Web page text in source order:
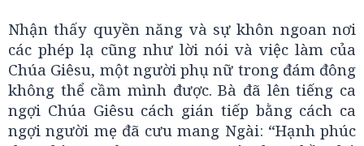
Nhận thấy quyền năng và sự khôn ngoan nơi
các phép lạ cũng như lời nói và việc làm của
Chúa Giêsu, một người phụ nữ trong đám đông
không thể cầm mình được. Bà đã lên tiếng ca
ngợi Chúa Giêsu cách gián tiếp bằng cách ca
ngợi người mẹ đã cưu mang Ngài: “Hạnh phúc